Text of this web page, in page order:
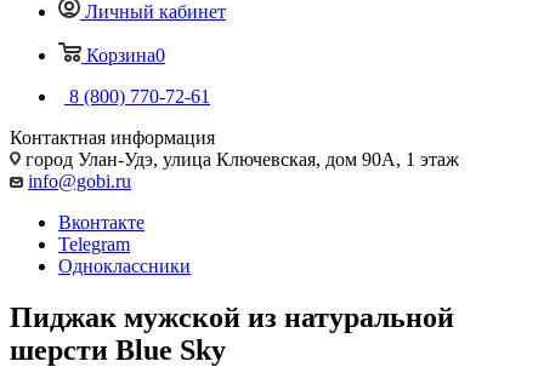
Личный кабинет
Корзина0
8 (800) 770-72-61
Контактная информация
город Улан-Удэ, улица Ключевская, дом 90А, 1 этаж
info@gobi.ru
Вконтакте
Telegram
Одноклассники
Пиджак мужской из натуральной
шерсти Blue Sky